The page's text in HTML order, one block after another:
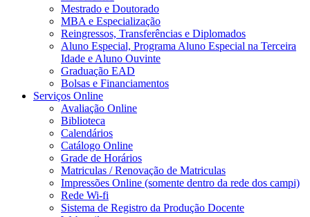
Mestrado e Doutorado
MBA e Especialização
Reingressos, Transferências e Diplomados
Aluno Especial, Programa Aluno Especial na Terceira
Idade e Aluno Ouvinte
Graduação EAD
Bolsas e Financiamentos
Serviços Online
Avaliação Online
Biblioteca
Calendários
Catálogo Online
Grade de Horários
Matriculas / Renovação de Matriculas
Impressões Online (somente dentro da rede dos campi)
Rede Wi-fi
Sistema de Registro da Produção Docente